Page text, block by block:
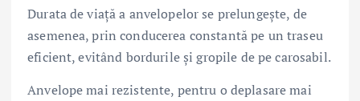
Durata de viață a anvelopelor se prelungește, de
asemenea, prin conducerea constantă pe un traseu
eficient, evitând bordurile și gropile de pe carosabil.
Anvelope mai rezistente, pentru o deplasare mai